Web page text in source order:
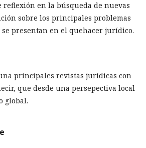
reflexión en la búsqueda de nuevas
sobre los principales problemas
presentan en el quehacer jurídico.
principales revistas jurídicas con
que desde una persepectiva local
global.